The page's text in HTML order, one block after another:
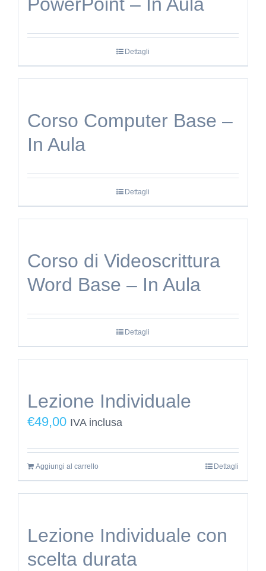
PowerPoint – In Aula
Dettagli
Corso Computer Base –
In Aula
Dettagli
Corso di Videoscrittura
Word Base – In Aula
Dettagli
Lezione Individuale
€49,00 IVA inclusa
Aggiungi al carrello Dettagli
Lezione Individuale con
scelta durata